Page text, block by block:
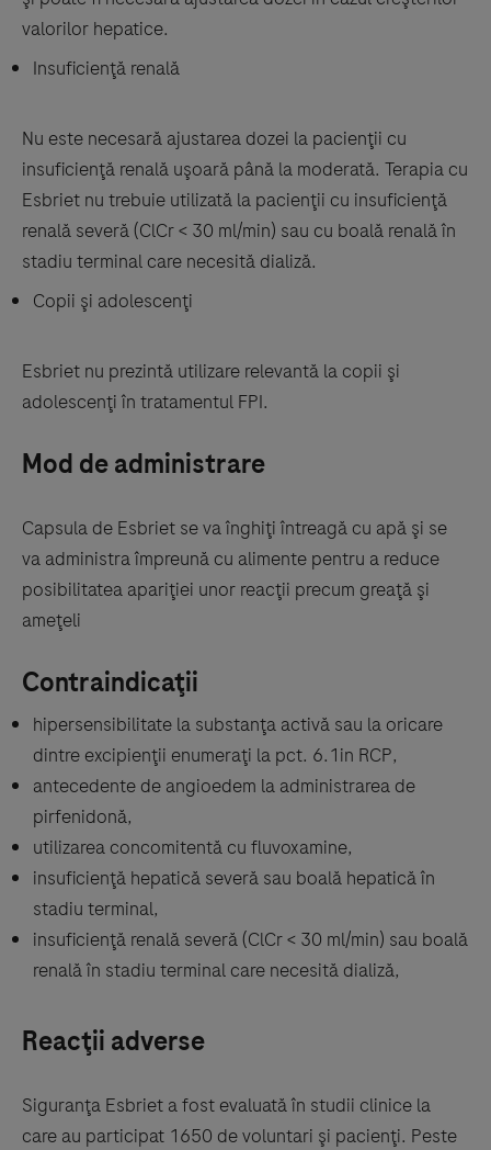
valorilor hepatice.
Insuficienţă renală
Nu este necesară ajustarea dozei la pacienţii cu
insuficienţă renală uşoară până la moderată. Terapia cu
Esbriet nu trebuie utilizată la pacienţii cu insuficienţă
renală severă (ClCr < 30 ml/min) sau cu boală renală în
stadiu terminal care necesită dializă.
Copii şi adolescenţi
Esbriet nu prezintă utilizare relevantă la copii şi
adolescenţi în tratamentul FPI.
Mod de administrare
Capsula de Esbriet se va înghiţi întreagă cu apă şi se
va administra împreună cu alimente pentru a reduce
posibilitatea apariţiei unor reacţii precum greaţă şi
ameţeli
Contraindicaţii
hipersensibilitate la substanţa activă sau la oricare
dintre excipienţii enumeraţi la pct. 6.1in RCP,
antecedente de angioedem la administrarea de
pirfenidonă,
utilizarea concomitentă cu fluvoxamine,
insuficienţă hepatică severă sau boală hepatică în
stadiu terminal,
insuficienţă renală severă (ClCr < 30 ml/min) sau boală
renală în stadiu terminal care necesită dializă,
Reacţii adverse
Siguranţa Esbriet a fost evaluată în studii clinice la
care au participat 1650 de voluntari şi pacienţi. Peste